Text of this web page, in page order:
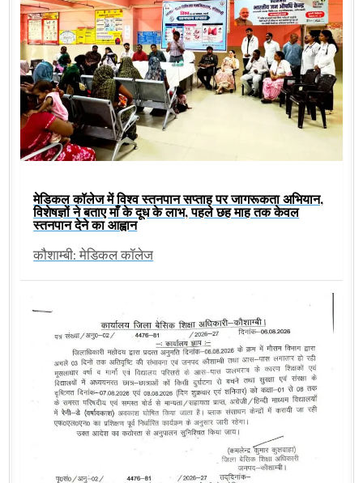
मेडिकल कॉलेज में विश्व स्तनपान सप्ताह पर जागरूकता अभियान,
विशेषज्ञों ने बताए माँ के दूध के लाभ, पहले छह माह तक केवल
स्तनपान देने का आह्वान
कौशाम्बी: मेडिकल कॉलेज